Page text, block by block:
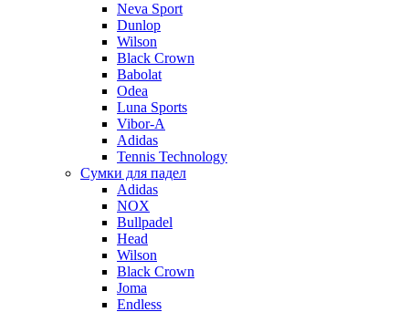
Neva Sport
Dunlop
Wilson
Black Crown
Babolat
Odea
Luna Sports
Vibor-A
Adidas
Tennis Technology
Сумки для падел
Adidas
NOX
Bullpadel
Head
Wilson
Black Crown
Joma
Endless